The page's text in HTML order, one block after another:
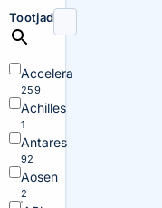
Tootjad
Accelera
259
Achilles
1
Antares
92
Aosen
2